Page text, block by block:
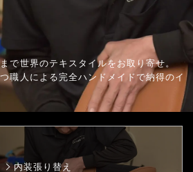
で世界のテキスタイルをお取り寄せ。
職人による完全ハンドメイドで納得のイ
内装張り替え